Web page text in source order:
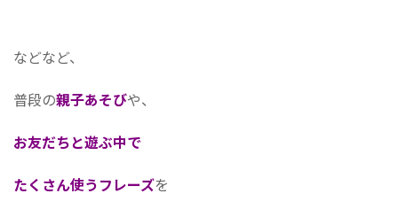
などなど、
普段の親子あそびや、
お友だちと遊ぶ中で
たくさん使うフレーズを